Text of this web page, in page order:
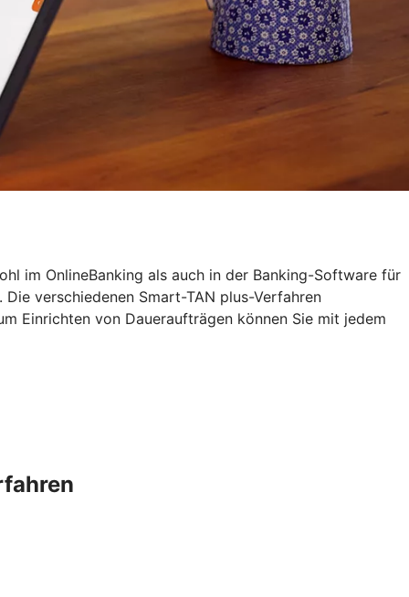
im OnlineBanking als auch in der Banking-Software für
verschiedenen Smart-TAN plus-Verfahren
Einrichten von Daueraufträgen können Sie mit jedem